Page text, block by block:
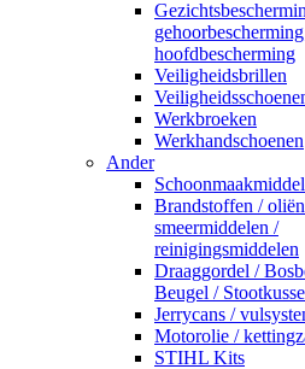
hoofdbescherming
Veiligheidsbrillen
Werkbroeken
Werkhandschoenen
Ander
Brandstoffen /
smeermiddelen /
reinigingsmiddelen
Draaggordel /
Beugel /
Jerrycans /
Motorolie /
STIHL Kits